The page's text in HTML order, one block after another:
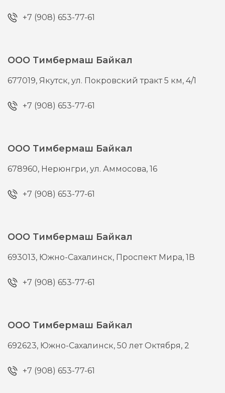
+7 (908) 653-77-61
ООО Тимбермаш Байкал
677019, Якутск,ул. Покровский тракт 5 км, 4/1
+7 (908) 653-77-61
ООО Тимбермаш Байкал
678960, Нерюнгри,ул. Аммосова, 16
+7 (908) 653-77-61
ООО Тимбермаш Байкал
693013, Южно-Сахалинск, Проспект Мира, 1В
+7 (908) 653-77-61
ООО Тимбермаш Байкал
692623, Южно-Сахалинск,50 лет Октября, 2
+7 (908) 653-77-61